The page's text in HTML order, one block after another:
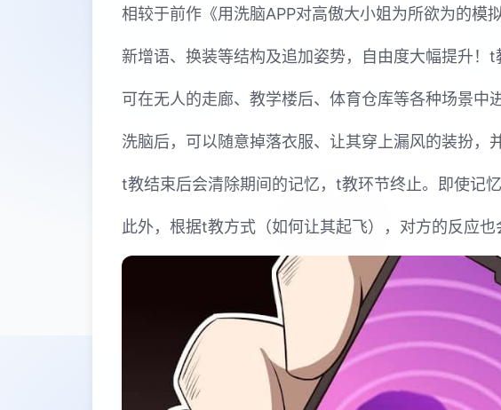
相较于前作《用洗脑APP对高傲大小姐为所欲为的模
新增语、换装等结构及追加姿势，自由度大幅提升！t
可在无人的走廊、教学楼后、体育仓库等各种场景中
洗脑后，可以随意掉落衣服、让其穿上漏风的装扮，
t教结束后会清除期间的记忆，t教环节终止。即使记
此外，根据t教方式（如何让其起飞），对方的反应